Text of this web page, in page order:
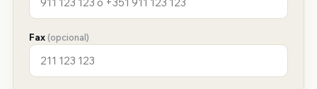
Fax(opcional)